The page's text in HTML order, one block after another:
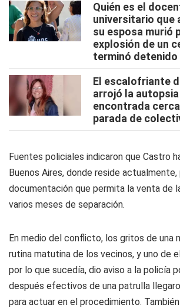
Quién es el
universitario que
su esposa murió
explosión de un
terminó
El escalofriante
arrojó la
encontrada
parada de
Fuentes policiales indicaron que Castro
Buenos Aires, donde reside actualmente,
documentación que permita la venta de
varios meses de separación.
En medio del conflicto, los gritos de una
rutina matutina de los vecinos, y uno de
por lo que sucedía, dio aviso a la policía
después efectivos de una patrulla
para actuar en el procedimiento.